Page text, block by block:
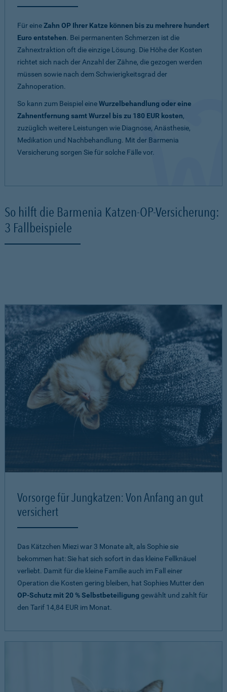
Für eineZahn OP Ihrer Katze können bis zu mehrere hundert
Euro entstehen. Bei permanenten Schmerzen ist die
Zahnextraktion oft die einzige Lösung. Die Höhe der Kosten
richtet sich nach der Anzahl der Zähne, die gezogen werden
müssen sowie nach dem Schwierigkeitsgrad der
Zahnoperation.
So kann zum Beispiel eineWurzelbehandlung oder eine
Zahnentfernung samt Wurzel bis zu 180 EUR kosten,
zuzüglich weitere Leistungen wie Diagnose, Anästhesie,
Medikation und Nachbehandlung. Mit der Barmenia
Versicherung sorgen Sie für solche Fälle vor.
So hilft die Barmenia Katzen-OP-Versicherung:
3 Fallbeispiele
Vorsorge für Jungkatzen: Von Anfang an gut
versichert
Das Kätzchen Miezi war 3 Monate alt, als Sophie sie
bekommen hat: Sie hat sich sofort in das kleine Fellknäuel
verliebt. Damit für die kleine Familie auch im Fall einer
Operation die Kosten gering bleiben, hat Sophies Mutter den
OP-Schutz mit 20 % Selbstbeteiligung gewählt und zahlt für
den Tarif 14,84 EUR im Monat.